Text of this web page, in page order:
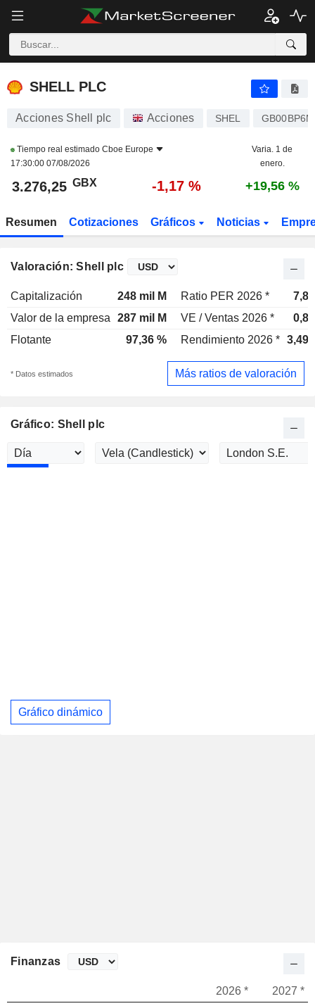
SHELL PLC
SHELL PLC
Acciones Shell plc Acciones SHEL
Tiempo real estimado Cboe Europe
17:30:00 07/08/2026
Varia. 1 de
enero.
3.276,25 GBX -1,17 % +19,56 %
Resumen Cotizaciones Gráficos Noticias
Valoración: Shell plc
Capitalización 248 mil M Ratio PER 2026 *
Valor de la empresa
287 mil M VE / Ventas 2026 *
Flotante
97,36 % Rendimiento 2026 * 3,49
* Datos estimados Más ratios de valoración
Gráfico: Shell plc
Gráfico dinámico
Finanzas
2026 *
2027 *